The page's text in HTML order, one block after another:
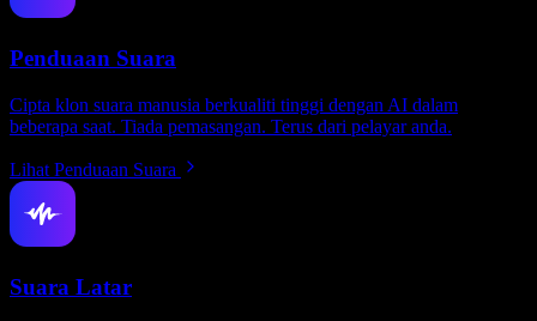
Penduaan Suara
Cipta klon suara manusia berkualiti tinggi dengan AI dalam
beberapa saat. Tiada pemasangan. Terus dari pelayar anda.
Lihat Penduaan Suara
Suara Latar